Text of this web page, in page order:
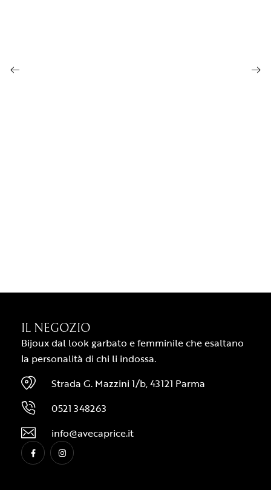
IL NEGOZIO
Bijoux dal look garbato e femminile che esaltano
la personalità di chi li indossa.
Strada G. Mazzini 1/b, 43121 Parma
0521 348263
info@avecaprice.it